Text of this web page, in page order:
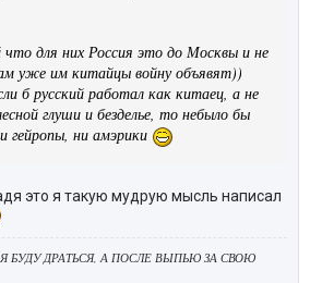
что для них Россия это до Москвы и не
уже им китайцы войну объявят))
б русский работал как китаец, а не
глуши и безделье, то небыло бы
гейропы, ни амэрики
это я такую мудрую мысль написал
БУДУ ДРАТЬСЯ, А ПОСЛЕ ВЫПЬЮ ЗА СВОЮ